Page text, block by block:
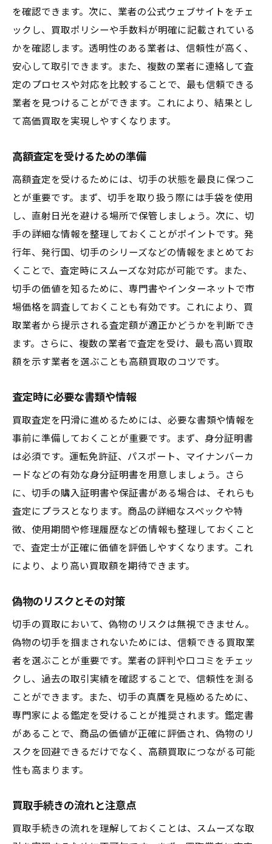
を確認できます。次に、業者の公式ウェブサイトをチェ
ックし、買取ポリシーや手数料が明確に記載されている
かを確認します。透明性のある業者は、信頼性が高く、
安心して取引できます。また、複数の業者に連絡して査
定のプロセスや対応を比較することで、最も信頼できる
業者を見つけることができます。これにより、結果とし
て高価買取を実現しやすくなります。
高額査定を受けるための準備
高額査定を受けるためには、切手の状態を最良に保つこ
とが重要です。まず、切手を取り扱う際には手袋を使用
し、直射日光を避ける場所で保管しましょう。次に、切
手の詳細な情報を整理しておくことがポイントです。発
行年、発行国、切手のシリーズなどの情報をまとめてお
くことで、査定時にスムーズな対応が可能です。また、
切手の価値を知るために、専門書やインターネットで市
場価格を調査しておくことも有効です。これにより、買
取業者から提示される査定額が適正かどうかを判断でき
ます。さらに、複数の業者で査定を受け、最も高い買取
額を示す業者を選ぶことも高額買取のコツです。
査定時に必要な書類や情報
買取査定を円滑に進めるためには、必要な書類や情報を
事前に準備しておくことが重要です。まず、身分証明書
は必須です。運転免許証、パスポート、マイナンバーカ
ードなどの有効な身分証明書を用意しましょう。さら
に、切手の購入証明書や保証書がある場合は、それらも
査定にプラスとなります。商品の詳細なスペックや特
徴、使用期間や修理履歴などの情報も整理しておくこと
で、査定士が正確に価値を評価しやすくなります。これ
により、より高い買取額を期待できます。
偽物のリスクとその対策
切手の買取において、偽物のリスクは無視できません。
偽物の切手を掴まされないためには、信頼できる買取業
者を選ぶことが重要です。業者の評判や口コミをチェッ
クし、過去の取引実績を確認することで、信頼性を測る
ことができます。また、切手の真贋を見極めるために、
専門家による鑑定を受けることが推奨されます。鑑定書
があることで、商品の価値が正確に評価され、偽物のリ
スクを回避できるだけでなく、高額買取につながる可能
性も高まります。
買取手続きの流れと注意点
買取手続きの流れを理解しておくことは、スムーズな取